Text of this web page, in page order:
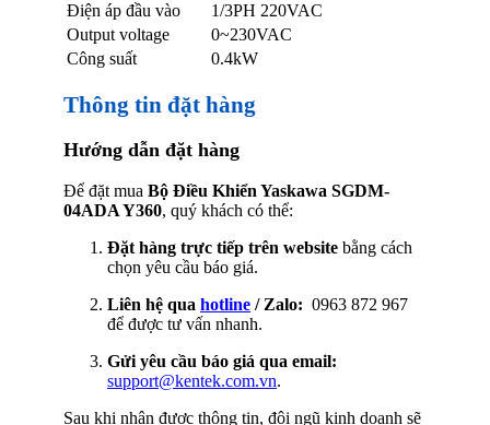
Điện áp đầu vào
1/3PH 220VAC
Output voltage
0~230VAC
Công suất
0.4kW
Thông tin đặt hàng
Hướng dẫn đặt hàng
Để đặt mua Bộ Điều Khiển Yaskawa SGDM-
04ADA Y360, quý khách có thể:
Đặt hàng trực tiếp trên website bằng cách
chọn yêu cầu báo giá.
Liên hệ qua hotline / Zalo: 0963 872 967
để được tư vấn nhanh.
Gửi yêu cầu báo giá qua email:
support@kentek.com.vn.
Sau khi nhận được thông tin, đội ngũ kinh doanh sẽ